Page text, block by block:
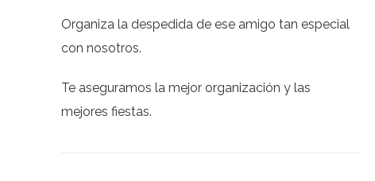
Organiza la despedida de ese amigo tan especial
con nosotros.
Te aseguramos la mejor organización y las
mejores fiestas.